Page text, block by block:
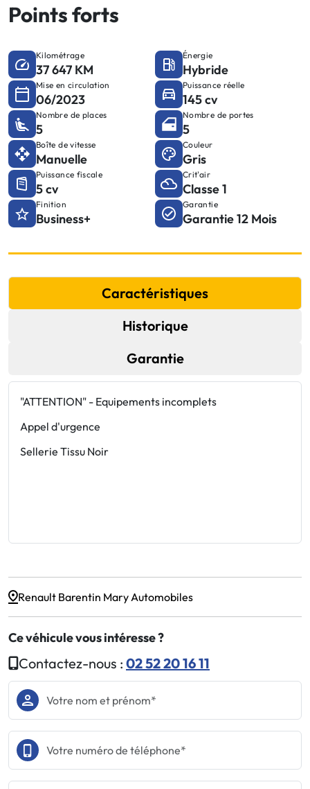
Points forts
Kilométrage
37 647 KM
Énergie
Hybride
Mise en circulation
06/2023
Puissance réelle
145 cv
Nombre de places
5
Nombre de portes
5
Boîte de vitesse
Manuelle
Couleur
Gris
Puissance fiscale
5 cv
Crit'air
Classe 1
Finition
Business+
Garantie
Garantie 12 Mois
Caractéristiques
Historique
Garantie
"ATTENTION" - Equipements incomplets
Appel d'urgence
Sellerie Tissu Noir
Renault Barentin Mary Automobiles
Ce véhicule vous intéresse ?
Contactez-nous : 02 52 20 16 11